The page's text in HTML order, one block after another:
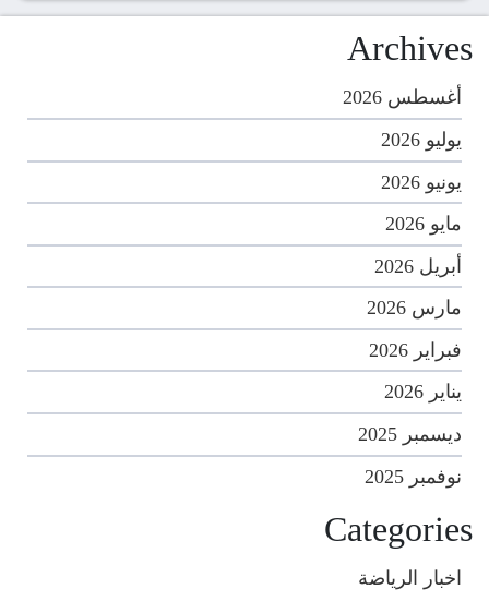
Archives
أغسطس 2026
يوليو 2026
يونيو 2026
مايو 2026
أبريل 2026
مارس 2026
فبراير 2026
يناير 2026
ديسمبر 2025
نوفمبر 2025
Categories
اخبار الرياضة